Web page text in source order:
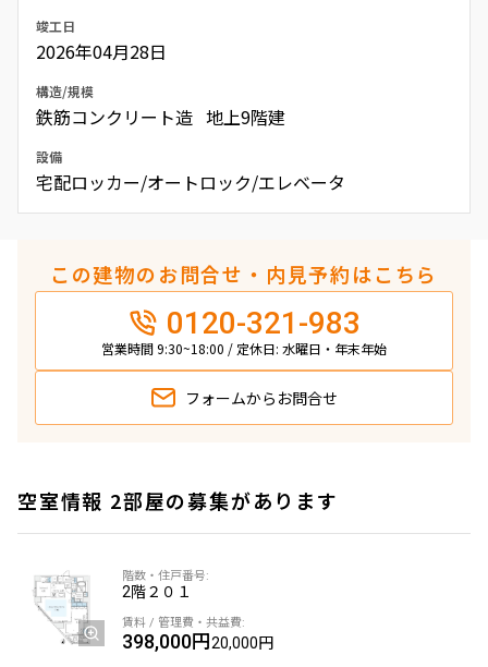
竣工日
2026年04月28日
構造/規模
鉄筋コンクリート造 地上9階建
設備
宅配ロッカー/オートロック/エレベータ
この建物のお問合せ・内見予約はこちら
0120-321-983
営業時間 9:30~18:00 / 定休日: 水曜日・年末年始
フォームから お問合せ
空室情報 2部屋の募集があります
2階２０１
398,000円20,000円